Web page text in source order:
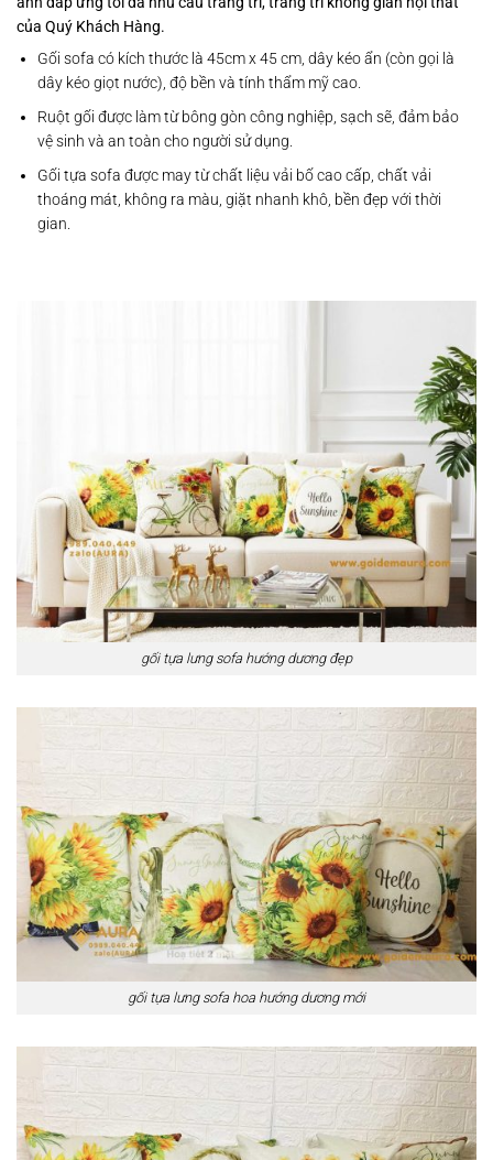
của Quý Khách Hàng.
Gối sofa có kích thước là 45cm x 45 cm, dây kéo ẩn (còn gọi là
dây kéo giọt nước), độ bền và tính thẩm mỹ cao.
Ruột gối được làm từ bông gòn công nghiệp, sạch sẽ, đảm bảo
vệ sinh và an toàn cho người sử dụng.
Gối tựa sofa được may từ chất liệu vải bố cao cấp, chất vải
thoáng mát, không ra màu, giặt nhanh khô, bền đẹp với thời
gian.
gối tựa lưng sofa hướng dương đẹp
gối tựa lưng sofa hoa hướng dương mới